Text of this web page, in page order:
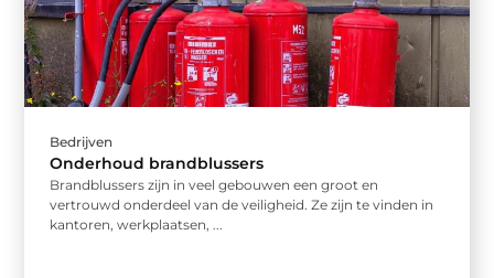
Bedrijven
Onderhoud brandblussers
Brandblussers zijn in veel gebouwen een groot en
vertrouwd onderdeel van de veiligheid. Ze zijn te vinden in
kantoren, werkplaatsen, ...